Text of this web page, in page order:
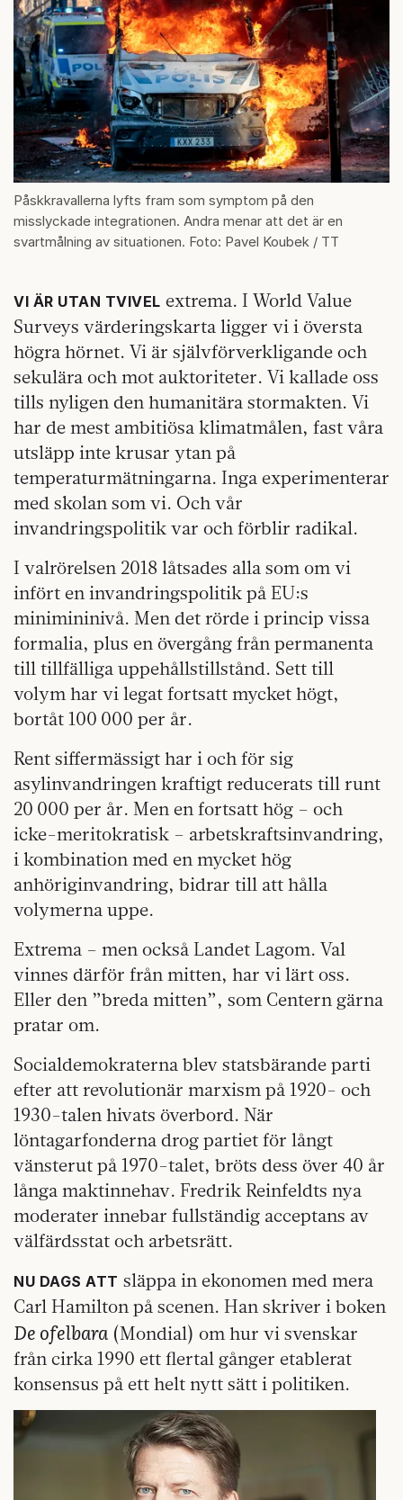
Påskkravallerna lyfts fram som symptom på den
misslyckade integrationen. Andra menar att det är en
svartmålning av situationen. Foto: Pavel Koubek / TT
VI ÄR UTAN TVIVEL extrema. I World Value
Surveys värderingskarta ligger vi i översta
högra hörnet. Vi är självförverkligande och
sekulära och mot auktoriteter. Vi kallade oss
tills nyligen den humanitära stormakten. Vi
har de mest ambitiösa klimatmålen, fast våra
utsläpp inte krusar ytan på
temperaturmätningarna. Inga experimenterar
med skolan som vi. Och vår
invandringspolitik var och förblir radikal.
I valrörelsen 2018 låtsades alla som om vi
infört en invandringspolitik på EU:s
minimininivå. Men det rörde i princip vissa
formalia, plus en övergång från permanenta
till tillfälliga uppehållstillstånd. Sett till
volym har vi legat fortsatt mycket högt,
bortåt 100 000 per år.
Rent siffermässigt har i och för sig
asylinvandringen kraftigt reducerats till runt
20 000 per år. Men en fortsatt hög – och
icke-meritokratisk – arbetskraftsinvandring,
i kombination med en mycket hög
anhöriginvandring, bidrar till att hålla
volymerna uppe.
Extrema – men också Landet Lagom. Val
vinnes därför från mitten, har vi lärt oss.
Eller den ”breda mitten”, som Centern gärna
pratar om.
Socialdemokraterna blev statsbärande parti
efter att revolutionär marxism på 1920- och
1930-talen hivats överbord. När
löntagarfonderna drog partiet för långt
vänsterut på 1970-talet, bröts dess över 40 år
långa maktinnehav. Fredrik Reinfeldts nya
moderater innebar fullständig acceptans av
välfärdsstat och arbetsrätt.
NU DAGS ATT släppa in ekonomen med mera
Carl Hamilton på scenen. Han skriver i boken
De ofelbara (Mondial) om hur vi svenskar
från cirka 1990 ett flertal gånger etablerat
konsensus på ett helt nytt sätt i politiken.